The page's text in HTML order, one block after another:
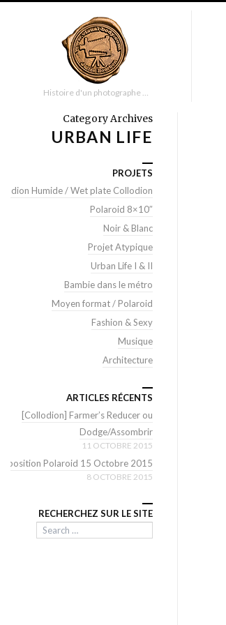
Histoire d'un photographe …
Category Archives
URBAN LIFE
PROJETS
Humide / Wet plate Collodion
Polaroid 8×10″
Noir & Blanc
Projet Atypique
Urban Life I & II
Bambie dans le métro
Moyen format / Polaroid
Fashion & Sexy
Musique
Architecture
ARTICLES RÉCENTS
[Collodion] Farmer’s Reducer ou
Dodge/Assombrir
11 OCTOBRE 2015
Polaroid 15 Octobre 2015
8 OCTOBRE 2015
RECHERCHEZ SUR LE SITE